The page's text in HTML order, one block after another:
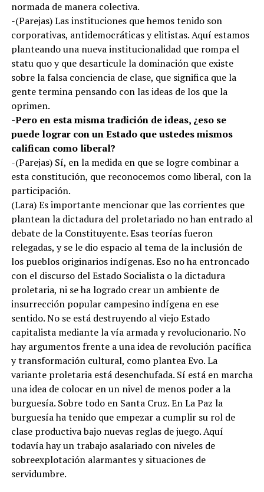
normada de manera colectiva.
-(Parejas) Las instituciones que hemos tenido son
corporativas, antidemocráticas y elitistas. Aquí estamos
planteando una nueva institucionalidad que rompa el
statu quo y que desarticule la dominación que existe
sobre la falsa conciencia de clase, que significa que la
gente termina pensando con las ideas de los que la
oprimen.
-Pero en esta misma tradición de ideas, ¿eso se
puede lograr con un Estado que ustedes mismos
califican como liberal?
-(Parejas) Sí, en la medida en que se logre combinar a
esta constitución, que reconocemos como liberal, con la
participación.
(Lara) Es importante mencionar que las corrientes que
plantean la dictadura del proletariado no han entrado al
debate de la Constituyente. Esas teorías fueron
relegadas, y se le dio espacio al tema de la inclusión de
los pueblos originarios indígenas. Eso no ha entroncado
con el discurso del Estado Socialista o la dictadura
proletaria, ni se ha logrado crear un ambiente de
insurrección popular campesino indígena en ese
sentido. No se está destruyendo al viejo Estado
capitalista mediante la vía armada y revolucionario. No
hay argumentos frente a una idea de revolución pacífica
y transformación cultural, como plantea Evo. La
variante proletaria está desenchufada. Sí está en marcha
una idea de colocar en un nivel de menos poder a la
burguesía. Sobre todo en Santa Cruz. En La Paz la
burguesía ha tenido que empezar a cumplir su rol de
clase productiva bajo nuevas reglas de juego. Aquí
todavía hay un trabajo asalariado con niveles de
sobreexplotación alarmantes y situaciones de
servidumbre.